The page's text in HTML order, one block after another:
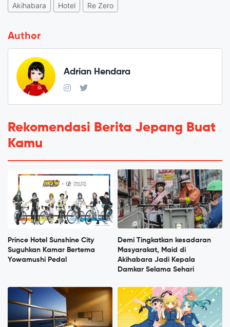
Akihabara Hotel Re Zero
Author
Adrian Hendara
Rekomendasi Berita Jepang Buat
Kamu
Prince Hotel Sunshine City
Suguhkan Kamar Bertema
Yowamushi Pedal
Demi Tingkatkan kesadaran
Masyarakat, Maid di
Akihabara Jadi Kepala
Damkar Selama Sehari